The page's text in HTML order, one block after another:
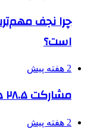
چرا نجف
است؟
2 هفته پیش
مشارکت ۲۸.۵ همتی خیران در مدرسه‌سازی
2 هفته پیش